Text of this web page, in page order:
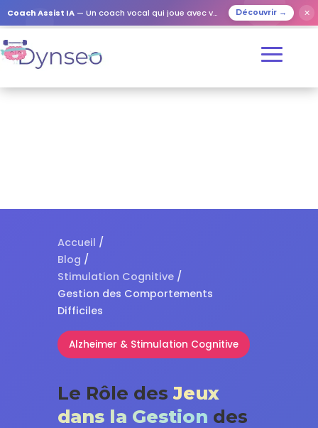
Coach Assist IA — Un coach vocal qui joue avec vos proches Découvrir → ✕
Accueil /
Blog /
Stimulation Cognitive/
Gestion des Comportements
Difficiles
Alzheimer & Stimulation Cognitive
Le Rôle des Jeux
dans la Gestion des